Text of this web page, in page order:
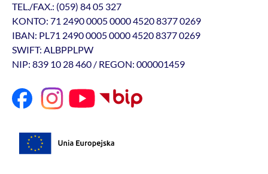
TEL./FAX.: (059) 84 05 327
KONTO: 71 2490 0005 0000 4520 8377 0269
IBAN: PL71 2490 0005 0000 4520 8377 0269
SWIFT: ALBPPLPW
NIP: 839 10 28 460 / REGON: 000001459